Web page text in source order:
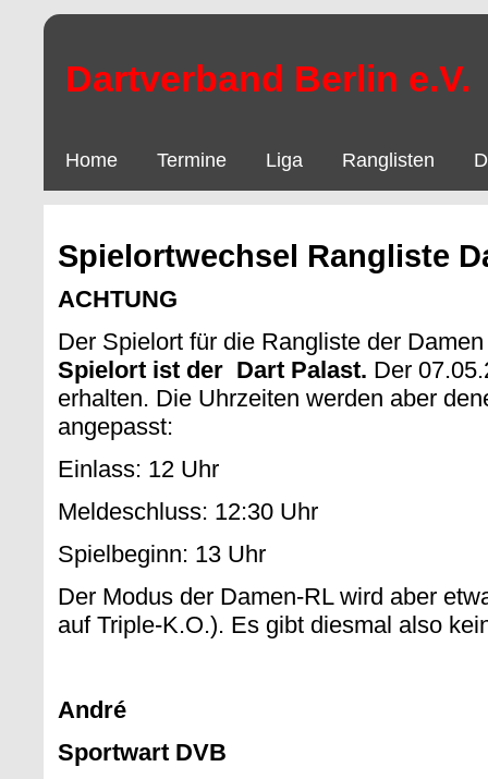
Dartverband Berlin e.V.
Home Termine Liga Ranglisten
Spielortwechsel Rangliste
ACHTUNG
Der Spielort für die Rangliste der
Spielort ist der Dart Palast. Der
erhalten. Die Uhrzeiten werden aber
angepasst:
Einlass: 12 Uhr
Meldeschluss: 12:30 Uhr
Spielbeginn: 13 Uhr
Der Modus der Damen-RL wird aber
auf Triple-K.O.). Es gibt diesmal also
André
Sportwart DVB